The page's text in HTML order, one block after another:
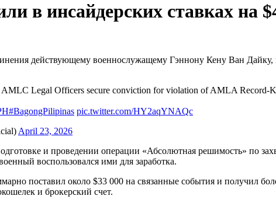
в инсайдерских ставках на
действующему военнослужащему Гэннону Кену Ван Дайку,
Legal Officers secure conviction for violation of AMLA Record-
#BagongPilipinas pic.twitter.com/HY2aqYNAQc
April 23, 2026
и проведении операции «Абсолютная решимость» по
воспользовался ими для заработка.
поставил около $33 000 на связанные события и получил
и брокерский счет.